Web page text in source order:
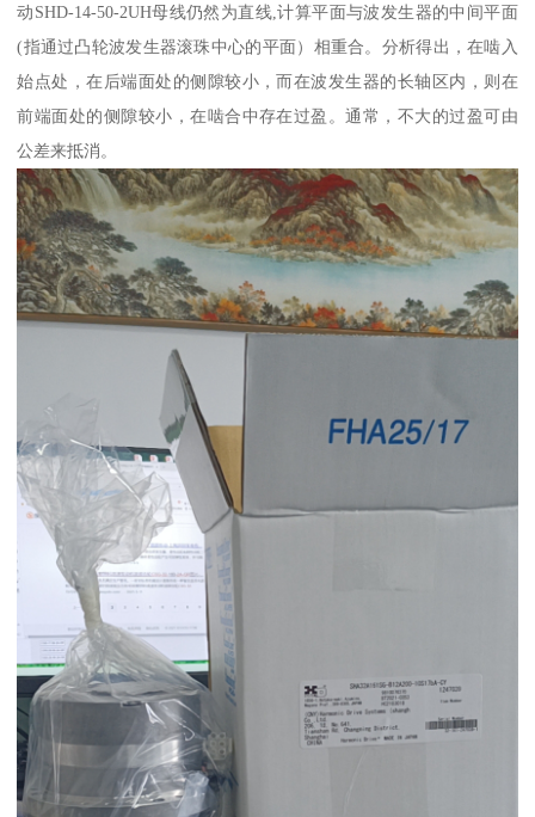
动SHD-14-50-2UH母线仍然为直线,计算平面与波发生器的中间平面
(指通过凸轮波发生器滚珠中心的平面）相重合。分析得出，在啮入
始点处，在后端面处的侧隙较小，而在波发生器的长轴区内，则在
前端面处的侧隙较小，在啮合中存在过盈。通常，不大的过盈可由
公差来抵消。